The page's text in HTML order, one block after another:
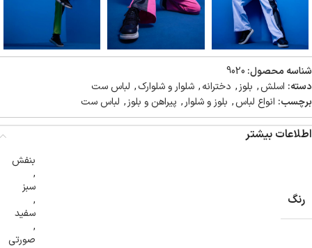
شناسه محصول: 9020
دسته: اسلش, بلوز, دخترانه, شلوار و شلوارک, لباس ست
برچسب: انواع لباس, بلوز و شلوار , پیراهن و بلوز, لباس ست
اطلاعات بیشتر
رنگ
بنفش
,
سبز
,
سفید
,
صورتی